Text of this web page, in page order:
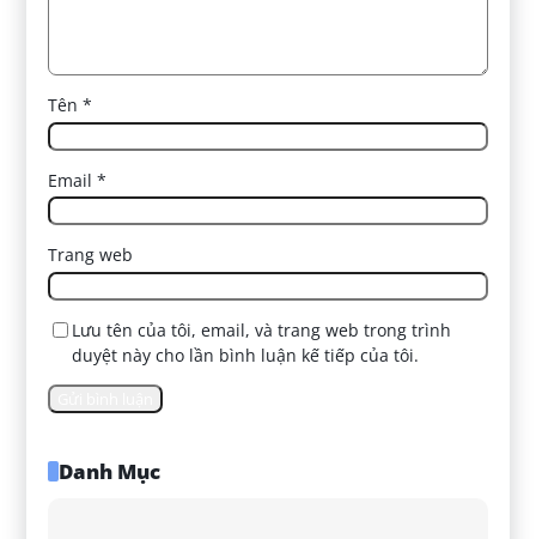
Tên*
Email*
Trang web
Lưu tên của tôi, email, và trang web trong trình
duyệt này cho lần bình luận kế tiếp của tôi.
Danh Mục